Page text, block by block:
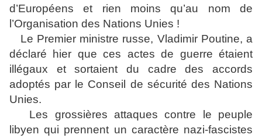
d’Européens et rien moins qu’au nom de
l’Organisation des Nations Unies !
Le Premier ministre russe, Vladimir Poutine, a
déclaré hier que ces actes de guerre étaient
illégaux et sortaient du cadre des accords
adoptés par le Conseil de sécurité des Nations
Unies.
Les grossières attaques contre le peuple
libyen qui prennent un caractère nazi-fascistes